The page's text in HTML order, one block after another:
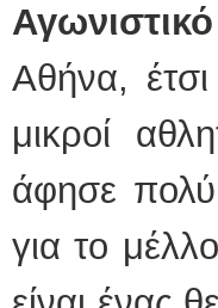
Αθήνα,
μικροί
άφησε πολύ
για το